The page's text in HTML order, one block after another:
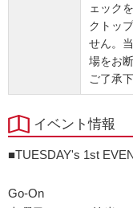
ェック
クトッ
せん。
場をお
ご了承
イベント情報
■TUESDAY's 1st
Go-On